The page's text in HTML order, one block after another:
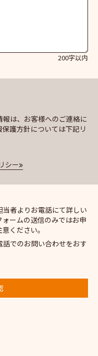
200字以内
は、お客様へのご連絡に
護方針については下記リ
シー
者よりお電話にて詳しい
ームの送信のみではお申
ください。
でのお問い合わせをおす